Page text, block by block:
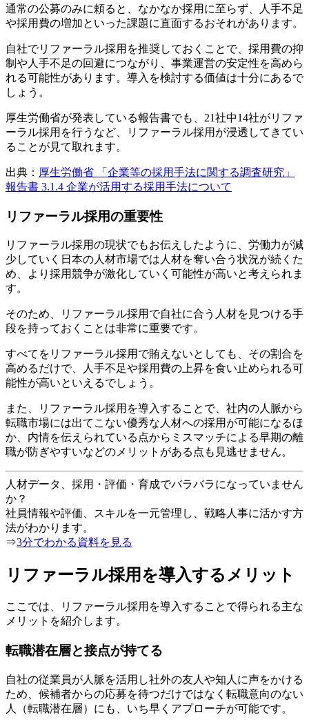
通常の公募のみに頼ると、なかなか採用に至らず、人手不足
や採用費の増加といった課題に直面するおそれがあります。
自社でリファーラル採用を推奨しておくことで、採用費の抑
制や人手不足の回避につながり、事業運営の安定性を高めら
れる可能性があります。導入を検討する価値は十分にあるで
しょう。
厚生労働省が発表している報告書でも、21社中14社がリファ
ーラル採用を行うなど、リファーラル採用が浸透してきてい
ることが見て取れます。
出典： 厚生労働省 「企業等の採用手法に関する調査研究」
報告書 3.1.4 企業が活用する採用手法について
リファーラル採用の重要性
リファーラル採用の現状でもお伝えしたように、労働力が減
少していく日本の人材市場では人材を奪い合う状況が続くた
め、より採用競争が激化していく可能性が高いと考えられま
す。
そのため、リファーラル採用で自社に合う人材を見つける手
段を持っておくことは非常に重要です。
すべてをリファーラル採用で賄えないとしても、その割合を
高めるだけで、人手不足や採用費の上昇を食い止められる可
能性が高いといえるでしょう。
また、リファーラル採用を導入することで、社内の人脈から
転職市場には出てこない優秀な人材への採用が可能になるほ
か、内情を伝えられている点からミスマッチによる早期の離
職が防ぎやすいなどのメリットがある点も見逃せません。
人材データ、採用・評価・育成でバラバラになっていません
か？
社員情報や評価、スキルを一元管理し、戦略人事に活かす方
法がわかります。
⇒3分でわかる資料を見る
リファーラル採用を導入するメリット
ここでは、リファーラル採用を導入することで得られる主な
メリットを紹介します。
転職潜在層と接点が持てる
自社の従業員が人脈を活用し社外の友人や知人に声をかける
ため、候補者からの応募を待つだけではなく転職意向のない
人（転職潜在層）にも、いち早くアプローチが可能です。